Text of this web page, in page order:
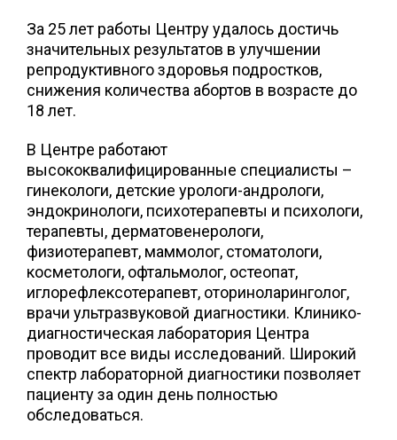
За 25 лет работы Центру удалось достичь
значительных результатов в улучшении
репродуктивного здоровья подростков,
снижения количества абортов в возрасте до
18 лет.
В Центре работают
высококвалифицированные специалисты –
гинекологи, детские урологи-андрологи,
эндокринологи, психотерапевты и психологи,
терапевты, дерматовенерологи,
физиотерапевт, маммолог, стоматологи,
косметологи, офтальмолог, остеопат,
иглорефлексотерапевт, оториноларинголог,
врачи ультразвуковой диагностики. Клинико-
диагностическая лаборатория Центра
проводит все виды исследований. Широкий
спектр лабораторной диагностики позволяет
пациенту за один день полностью
обследоваться.